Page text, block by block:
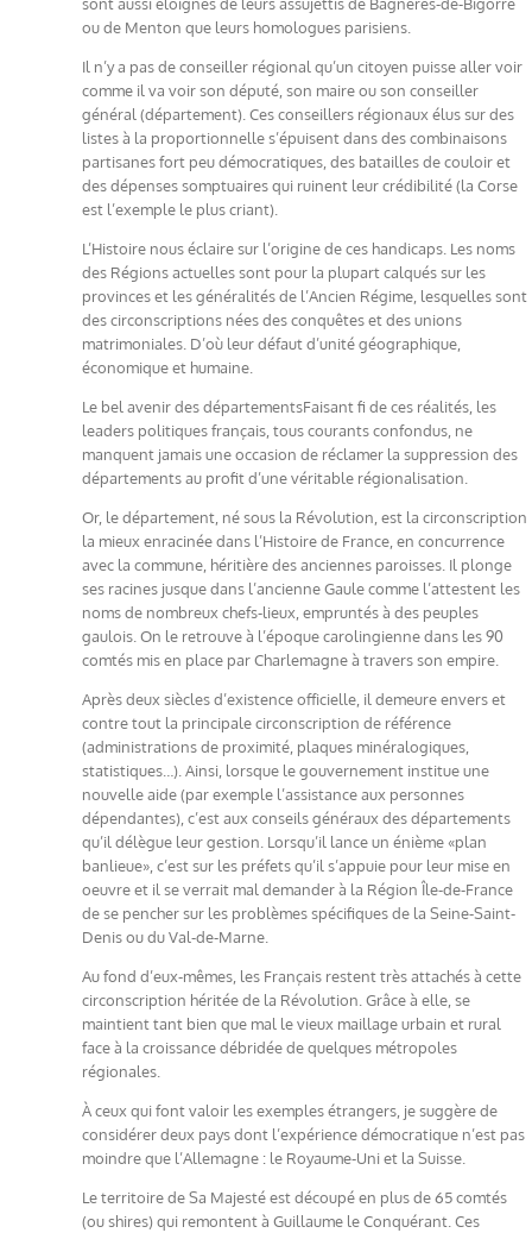
ou de Menton que leurs homologues parisiens.
Il n’y a pas de conseiller régional qu’un citoyen puisse aller voir
comme il va voir son député, son maire ou son conseiller
général (département). Ces conseillers régionaux élus sur des
listes à la proportionnelle s’épuisent dans des combinaisons
partisanes fort peu démocratiques, des batailles de couloir et
des dépenses somptuaires qui ruinent leur crédibilité (la Corse
est l’exemple le plus criant).
L’Histoire nous éclaire sur l’origine de ces handicaps. Les noms
des Régions actuelles sont pour la plupart calqués sur les
provinces et les généralités de l’Ancien Régime, lesquelles sont
des circonscriptions nées des conquêtes et des unions
matrimoniales. D’où leur défaut d’unité géographique,
économique et humaine.
Le bel avenir des départementsFaisant fi de ces réalités, les
leaders politiques français, tous courants confondus, ne
manquent jamais une occasion de réclamer la suppression des
départements au profit d’une véritable régionalisation.
Or, le département, né sous la Révolution, est la circonscription
la mieux enracinée dans l’Histoire de France, en concurrence
avec la commune, héritière des anciennes paroisses. Il plonge
ses racines jusque dans l’ancienne Gaule comme l’attestent les
noms de nombreux chefs-lieux, empruntés à des peuples
gaulois. On le retrouve à l’époque carolingienne dans les 90
comtés mis en place par Charlemagne à travers son empire.
Après deux siècles d’existence officielle, il demeure envers et
contre tout la principale circonscription de référence
(administrations de proximité, plaques minéralogiques,
statistiques…). Ainsi, lorsque le gouvernement institue une
nouvelle aide (par exemple l’assistance aux personnes
dépendantes), c’est aux conseils généraux des départements
qu’il délègue leur gestion. Lorsqu’il lance un énième «plan
banlieue», c’est sur les préfets qu’il s’appuie pour leur mise en
oeuvre et il se verrait mal demander à la Région Île-de-France
de se pencher sur les problèmes spécifiques de la Seine-Saint-
Denis ou du Val-de-Marne.
Au fond d’eux-mêmes, les Français restent très attachés à cette
circonscription héritée de la Révolution. Grâce à elle, se
maintient tant bien que mal le vieux maillage urbain et rural
face à la croissance débridée de quelques métropoles
régionales.
À ceux qui font valoir les exemples étrangers, je suggère de
considérer deux pays dont l’expérience démocratique n’est pas
moindre que l’Allemagne : le Royaume-Uni et la Suisse.
Le territoire de Sa Majesté est découpé en plus de 65 comtés
(ou shires) qui remontent à Guillaume le Conquérant. Ces